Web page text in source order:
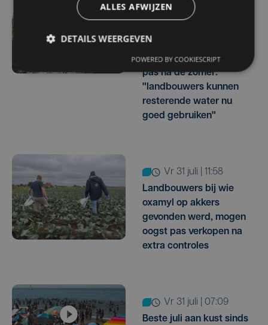
Herstel lek in
waterbassin Ardo start
pas na de zomer:
"landbouwers kunnen
resterende water nu
goed gebruiken"
vr 31 juli | 11:58
Landbouwers bij wie
oxamyl op akkers
gevonden werd, mogen
oogst pas verkopen na
extra controles
vr 31 juli | 07:09
Beste juli aan kust sinds
ALLES AFWIJZEN
DETAILS WEERGEVEN
POWERED BY COOKIESCRIPT